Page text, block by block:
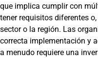
que implica cumplir con
tener requisitos diferentes
sector o la región. Las
correcta implementación y
a menudo requiere una